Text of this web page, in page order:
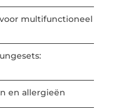
multifunctioneel
en allergieën